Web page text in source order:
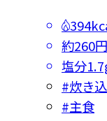
約260円
塩分
#炊き
#主食